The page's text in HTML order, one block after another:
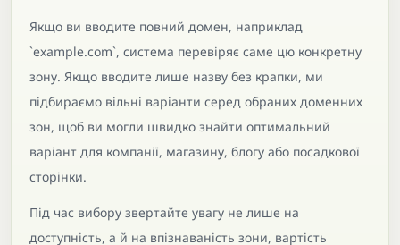
Якщо ви вводите повний домен, наприклад
`example.com`, система перевіряє саме цю конкретну
зону. Якщо вводите лише назву без крапки, ми
підбираємо вільні варіанти серед обраних доменних
зон, щоб ви могли швидко знайти оптимальний
варіант для компанії, магазину, блогу або посадкової
сторінки.
Під час вибору звертайте увагу не лише на
доступність, а й на впізнаваність зони, вартість